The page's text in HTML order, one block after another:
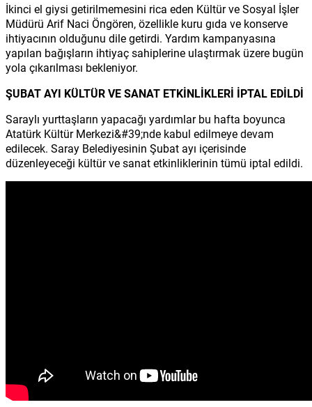
İkinci el giysi getirilmemesini rica eden Kültür ve Sosyal İşler
Müdürü Arif Naci Öngören, özellikle kuru gıda ve konserve
ihtiyacının olduğunu dile getirdi. Yardım kampanyasına
yapılan bağışların ihtiyaç sahiplerine ulaştırmak üzere bugün
yola çıkarılması bekleniyor.
ŞUBAT AYI KÜLTÜR VE SANAT ETKİNLİKLERİ İPTAL EDİLDİ
Saraylı yurttaşların yapacağı yardımlar bu hafta boyunca
Atatürk Kültür Merkezi&#39;nde kabul edilmeye devam
edilecek. Saray Belediyesinin Şubat ayı içerisinde
düzenleyeceği kültür ve sanat etkinliklerinin tümü iptal edildi.